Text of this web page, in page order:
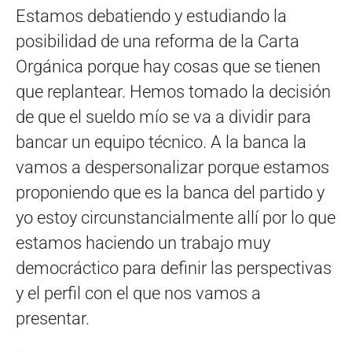
Estamos debatiendo y estudiando la
posibilidad de una reforma de la Carta
Orgánica porque hay cosas que se tienen
que replantear. Hemos tomado la decisión
de que el sueldo mío se va a dividir para
bancar un equipo técnico. A la banca la
vamos a despersonalizar porque estamos
proponiendo que es la banca del partido y
yo estoy circunstancialmente allí por lo que
estamos haciendo un trabajo muy
democráctico para definir las perspectivas
y el perfil con el que nos vamos a
presentar.